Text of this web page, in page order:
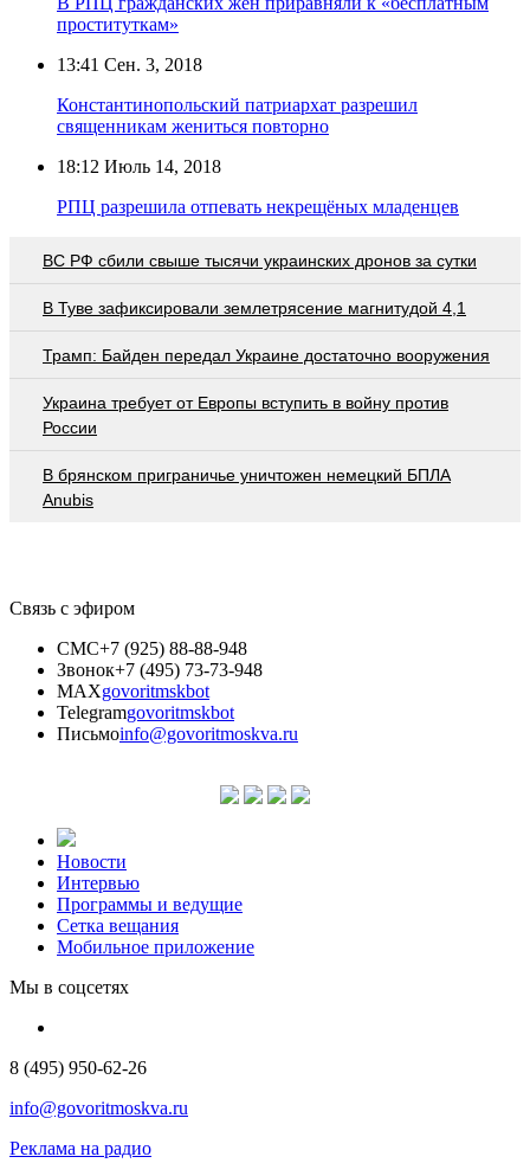
проституткам»
13:41 Сен. 3, 2018
Константинопольский патриархат разрешил
священникам жениться повторно
18:12 Июль 14, 2018
РПЦ разрешила отпевать некрещёных младенцев
ВС РФ сбили свыше тысячи украинских дронов за сутки
В Туве зафиксировали землетрясение магнитудой 4,1
Трамп: Байден передал Украине достаточно вооружения
Украина требует от Европы вступить в войну против
России
В брянском приграничье уничтожен немецкий БПЛА
Anubis
Связь с эфиром
СМС+7 (925) 88-88-948
Звонок+7 (495) 73-73-948
MAXgovoritmskbot
Telegramgovoritmskbot
Письмоinfo@govoritmoskva.ru
Новости
Интервью
Программы и ведущие
Сетка вещания
Мобильное приложение
Мы в соцсетях
8 (495) 950-62-26
info@govoritmoskva.ru
Реклама на радио